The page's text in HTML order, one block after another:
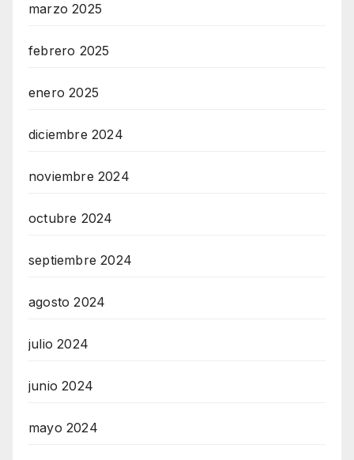
marzo 2025
febrero 2025
enero 2025
diciembre 2024
noviembre 2024
octubre 2024
septiembre 2024
agosto 2024
julio 2024
junio 2024
mayo 2024